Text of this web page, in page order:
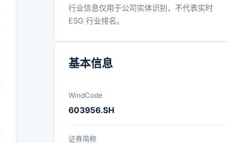
行业信息仅用于公司实体识别，不代表实时
ESG 行业排名。
基本信息
WindCode
603956.SH
证券简称